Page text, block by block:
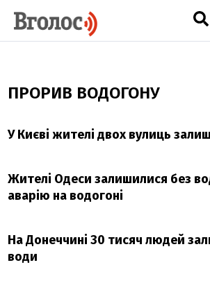
ПРОРИВ ВОДОГОНУ
У Києві жителі двох вулиць
Жителі Одеси залишилися без
аварію на водогоні
На Донеччині 30 тисяч людей
води